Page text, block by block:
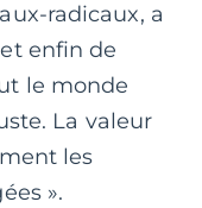
radicaux, a
enfin de
le monde
La valeur
les
».